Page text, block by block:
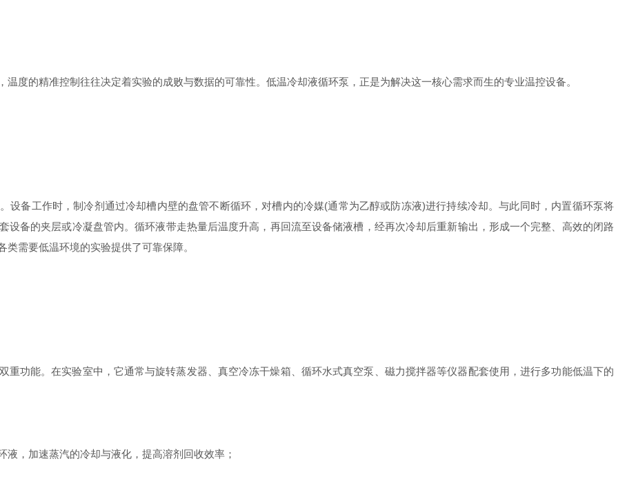
的精准控制往往决定着实验的成败与数据的可靠性。低温冷却液循环泵，正是为解决这一核心需求而生的专业温控设备。
备工作时，制冷剂通过冷却槽内壁的盘管不断循环，对槽内的冷媒(通常为乙醇或防冻液)进行持续冷却。与此同时，内置循环泵将
设备的夹层或冷凝盘管内。循环液带走热量后温度升高，再回流至设备储液槽，经再次冷却后重新输出，形成一个完整、高效的闭路
需要低温环境的实验提供了可靠保障。
功能。在实验室中，它通常与旋转蒸发器、真空冷冻干燥箱、循环水式真空泵、磁力搅拌器等仪器配套使用，进行多功能低温下的
，加速蒸汽的冷却与液化，提高溶剂回收效率；